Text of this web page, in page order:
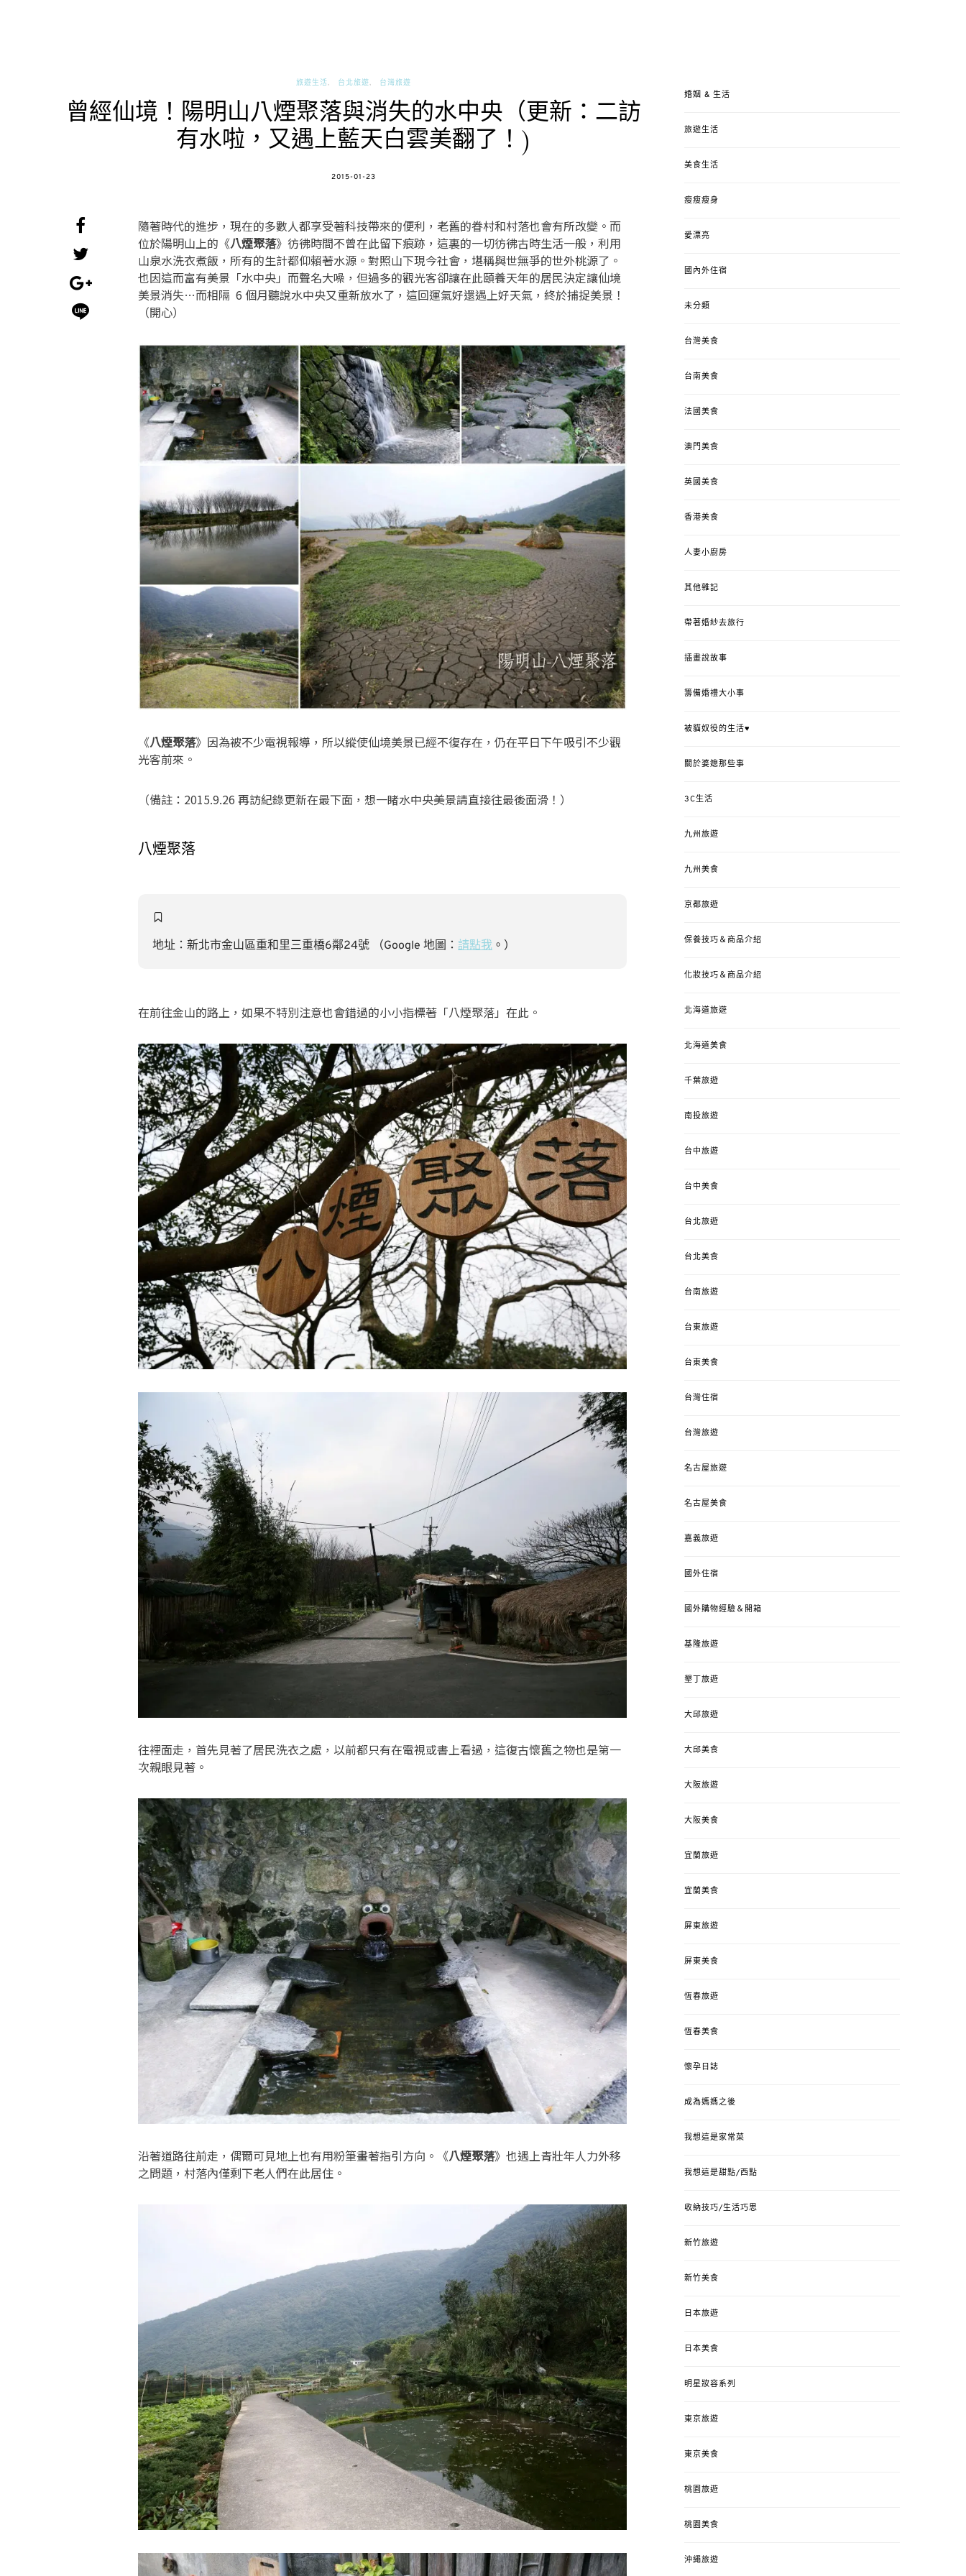
旅遊生活 台北旅遊 台灣旅遊
曾經仙境！陽明山八煙聚落與消失的水中央（更新：二訪
有水啦，又遇上藍天白雲美翻了！)
POSTED
2015-01-23
隨著時代的進步，現在的多數人都享受著科技帶來的便利，老舊的眷村和村落也會有所改變。而
位於陽明山上的《八煙聚落》彷彿時間不曾在此留下痕跡，這裏的一切彷彿古時生活一般，利用
山泉水洗衣煮飯，所有的生計都仰賴著水源。對照山下現今社會，堪稱與世無爭的世外桃源了。
也因這而富有美景「水中央」而聲名大噪，但過多的觀光客卻讓在此頤養天年的居民決定讓仙境
美景消失…而相隔 6 個月聽說水中央又重新放水了，這回運氣好還遇上好天氣，終於捕捉美景！
（開心）
《八煙聚落》因為被不少電視報導，所以縱使仙境美景已經不復存在，仍在平日下午吸引不少觀
光客前來。
（備註：2015.9.26 再訪紀錄更新在最下面，想一睹水中央美景請直接往最後面滑！）
八煙聚落
地址：新北市金山區重和里三重橋6鄰24號‎ （Google 地圖： 請點我 。）
在前往金山的路上，如果不特別注意也會錯過的小小指標著「八煙聚落」在此。
往裡面走，首先見著了居民洗衣之處，以前都只有在電視或書上看過，這復古懷舊之物也是第一
次親眼見著。
沿著道路往前走，偶爾可見地上也有用粉筆畫著指引方向。《八煙聚落》也遇上青壯年人力外移
之問題，村落內僅剩下老人們在此居住。
婚姻 & 生活
旅遊生活
美食生活
瘦瘦瘦身
愛漂亮
國內外住宿
未分類
台灣美食
台南美食
法國美食
澳門美食
英國美食
香港美食
人妻小廚房
其他雜記
帶著婚紗去旅行
插畫說故事
籌備婚禮大小事
被貓奴役的生活♥
關於婆媳那些事
3C生活
九州旅遊
九州美食
京都旅遊
保養技巧＆商品介紹
化妝技巧＆商品介紹
北海道旅遊
北海道美食
千葉旅遊
南投旅遊
台中旅遊
台中美食
台北旅遊
台北美食
台南旅遊
台東旅遊
台東美食
台灣住宿
台灣旅遊
名古屋旅遊
名古屋美食
嘉義旅遊
國外住宿
國外購物經驗＆開箱
基隆旅遊
墾丁旅遊
大邱旅遊
大邱美食
大阪旅遊
大阪美食
宜蘭旅遊
宜蘭美食
屏東旅遊
屏東美食
恆春旅遊
恆春美食
懷孕日誌
成為媽媽之後
我想這是家常菜
我想這是甜點/西點
收納技巧/生活巧思
新竹旅遊
新竹美食
日本旅遊
日本美食
明星妝容系列
東京旅遊
東京美食
桃園旅遊
桃園美食
沖繩旅遊